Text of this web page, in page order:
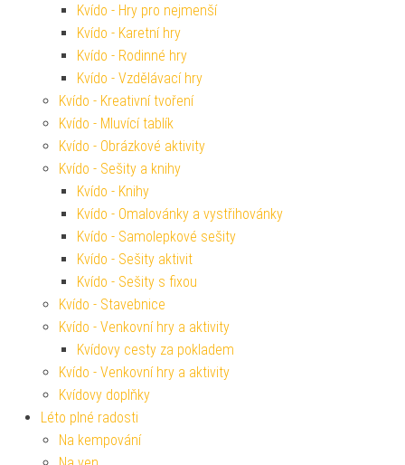
Kvído - Hry pro nejmenší
Kvído - Karetní hry
Kvído - Rodinné hry
Kvído - Vzdělávací hry
Kvído - Kreativní tvoření
Kvído - Mluvící tablík
Kvído - Obrázkové aktivity
Kvído - Sešity a knihy
Kvído - Knihy
Kvído - Omalovánky a vystřihovánky
Kvído - Samolepkové sešity
Kvído - Sešity aktivit
Kvído - Sešity s fixou
Kvído - Stavebnice
Kvído - Venkovní hry a aktivity
Kvídovy cesty za pokladem
Kvído - Venkovní hry a aktivity
Kvídovy doplňky
Léto plné radosti
Na kempování